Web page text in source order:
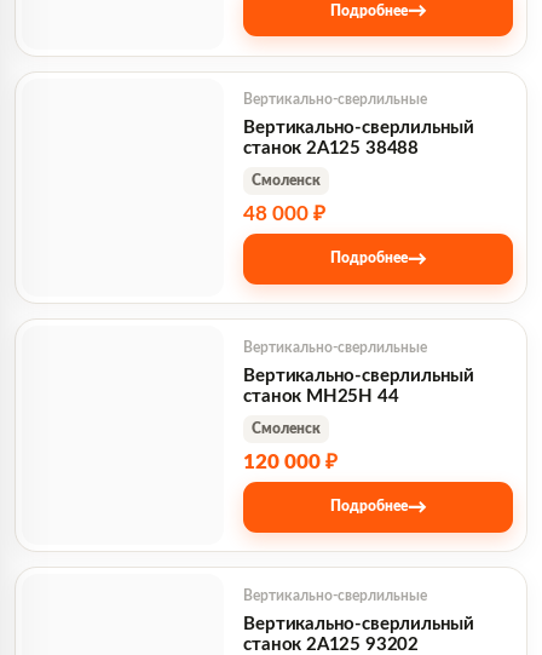
Подробнее→
Вертикально-сверлильный
станок 2А125 38488
Вертикально-сверлильные
48 000 ₽
Смоленск
Подробнее→
Вертикально-сверлильный
станок МН25Н 44
Вертикально-сверлильные
120 000 ₽
Смоленск
Подробнее→
Вертикально-сверлильный
станок 2А125 93202
Вертикально-сверлильные